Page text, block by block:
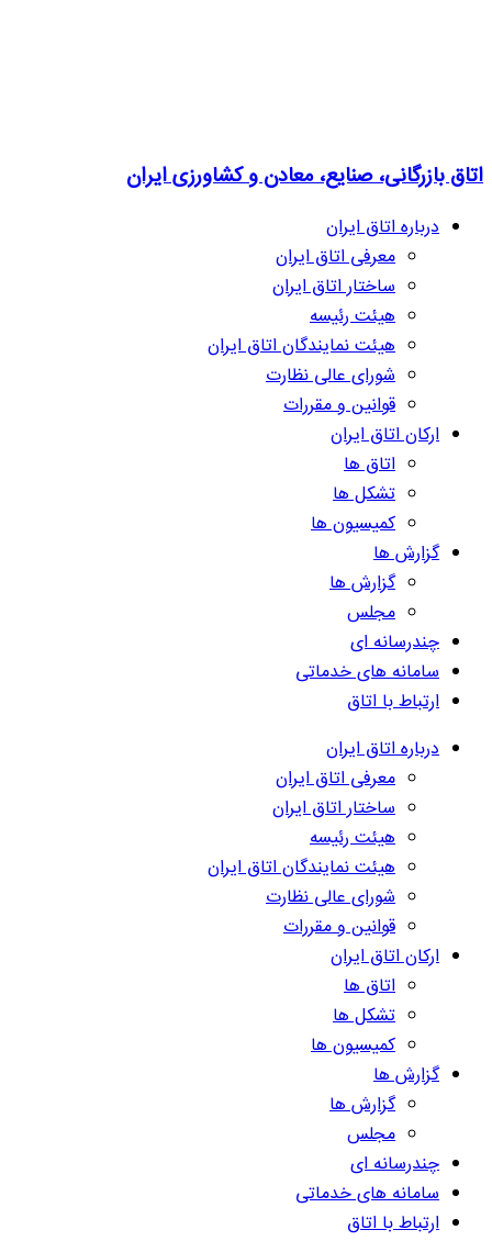
اتاق بازرگانی، صنایع، معادن و کشاورزی ایران
درباره اتاق ایران
معرفی اتاق ایران
ساختار اتاق ایران
هیئت رئیسه
هیئت نمایندگان اتاق ایران
شورای عالی نظارت
قوانین و مقررات
ارکان اتاق ایران
اتاق ها
تشکل ها
کمیسیون ها
گزارش ها
گزارش ها
مجلس
چندرسانه ای
سامانه های خدماتی
ارتباط با اتاق
درباره اتاق ایران
معرفی اتاق ایران
ساختار اتاق ایران
هیئت رئیسه
هیئت نمایندگان اتاق ایران
شورای عالی نظارت
قوانین و مقررات
ارکان اتاق ایران
اتاق ها
تشکل ها
کمیسیون ها
گزارش ها
گزارش ها
مجلس
چندرسانه ای
سامانه های خدماتی
ارتباط با اتاق